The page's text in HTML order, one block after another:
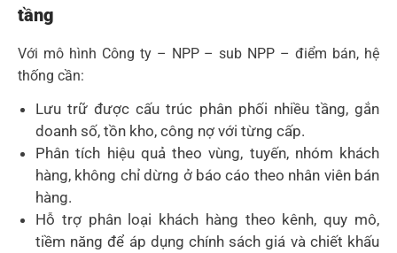
tầng
Với mô hình Công ty – NPP – sub NPP – điểm bán, hệ
thống cần:
Lưu trữ được cấu trúc phân phối nhiều tầng, gắn
doanh số, tồn kho, công nợ với từng cấp.
Phân tích hiệu quả theo vùng, tuyến, nhóm khách
hàng, không chỉ dừng ở báo cáo theo nhân viên bán
hàng.
Hỗ trợ phân loại khách hàng theo kênh, quy mô,
tiềm năng để áp dụng chính sách giá và chiết khấu